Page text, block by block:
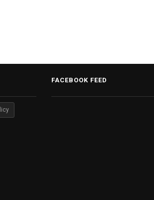
FACEBOOK FEED